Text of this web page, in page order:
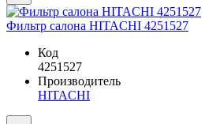
Фильтр салона HITACHI 4251527
Код
4251527
Производитель
HITACHI